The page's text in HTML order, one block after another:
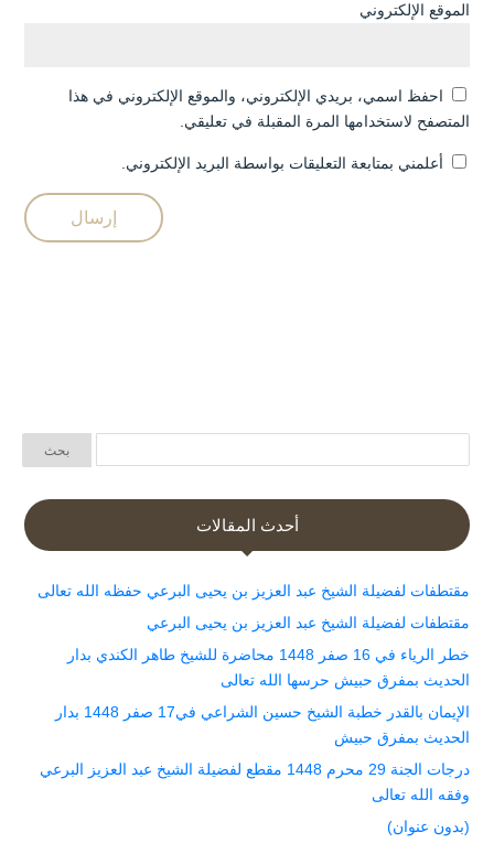
الموقع الإلكتروني
احفظ اسمي، بريدي الإلكتروني، والموقع الإلكتروني في هذا
المتصفح لاستخدامها المرة المقبلة في تعليقي.
أعلمني بمتابعة التعليقات بواسطة البريد الإلكتروني.
أحدث المقالات
مقتطفات لفضيلة الشيخ عبد العزيز بن يحيى البرعي حفظه الله تعالى
مقتطفات لفضيلة الشيخ عبد العزيز بن يحيى البرعي
خطر الرياء في 16 صفر 1448 محاضرة للشيخ طاهر الكندي بدار
الحديث بمفرق حبيش حرسها الله تعالى
الإيمان بالقدر خطبة الشيخ حسين الشراعي في17 صفر 1448 بدار
الحديث بمفرق حبيش
درجات الجنة 29 محرم 1448 مقطع لفضيلة الشيخ عبد العزيز البرعي
وفقه الله تعالى
(بدون عنوان)